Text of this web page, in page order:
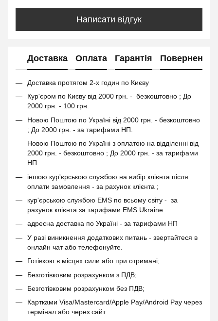
Написати відгук
Доставка Оплата Гарантія Повернення
Доставка протягом 2-х годин по Києву
Кур'єром по Києву від 2000 грн. - безкоштовно ; До
2000 грн. - 100 грн.
Новою Поштою по Україні від 2000 грн. - безкоштовно
; До 2000 грн. - за тарифами НП.
Новою Поштою по Україні з оплатою на відділенні від
2000 грн. - безкоштовно ; До 2000 грн. - за тарифами
НП
іншою кур'єрською службою на вибір клієнта після
оплати замовлення - за рахунок клієнта ;
кур'єрською службою EMS по всьому світу - за
рахунок клієнта за тарифами EMS Ukraine .
адресна доставка по Україні - за тарифами НП
У разі виникнення додаткових питань - звертайтеся в
онлайн чат або телефонуйте.
Готівкою в місцях сили або при отримані;
Безготівковим розрахунком з ПДВ;
Безготівковим розрахунком без ПДВ;
Картками Visa/Mastercard/Apple Pay/Android Pay через
термінал або через сайт